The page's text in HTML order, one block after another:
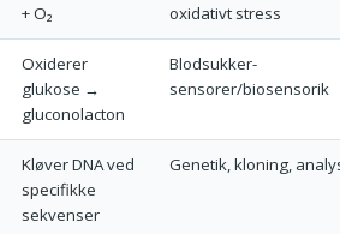
+ O₂
oxidativt stress
Oxiderer
glukose →
gluconolacton
Blodsukker-
sensorer/biosensorik
Kløver DNA ved
specifikke
sekvenser
Genetik, kloning,